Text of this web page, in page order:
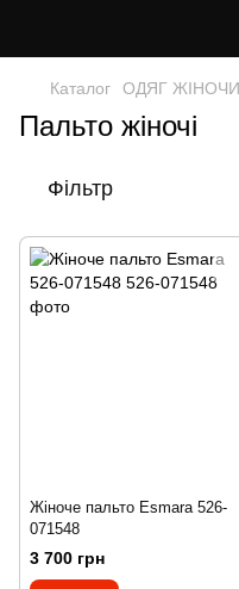
Каталог ОДЯГ
Пальто жіночі
Фільтр
Жіноче пальто Esmara 526-
071548
3 700 грн